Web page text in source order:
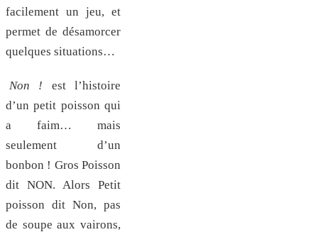
facilement un jeu, et
permet de désamorcer
quelques situations…
Non ! est l’histoire
d’un petit poisson qui
a faim… mais
seulement d’un
bonbon ! Gros Poisson
dit NON. Alors Petit
poisson dit Non, pas
de soupe aux vairons,